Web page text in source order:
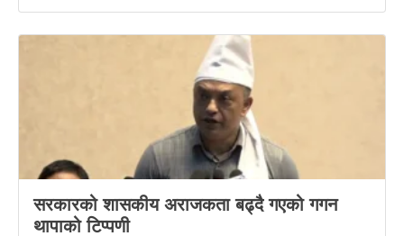
सरकारको शासकीय अराजकता बढ्दै गएको गगन
थापाको टिप्पणी